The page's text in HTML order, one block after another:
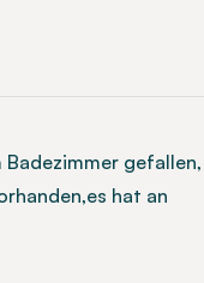
Badezimmer gefallen,
hat an